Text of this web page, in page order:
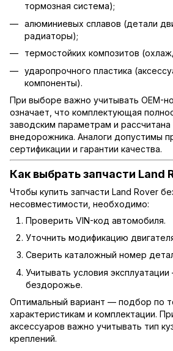
тормозная система);
алюминиевых сплавов (детали
радиаторы);
термостойких композитов
ударопрочного пластика
компоненты).
При выборе важно учитывать OEM-
означает, что комплектующая
заводским параметрам и рассчитана
внедорожника. Аналоги допустимы
сертификации и гарантии качества.
Как выбрать запчасти Land
Чтобы купить запчасти Land Rover
несовместимости, необходимо:
Проверить VIN-код автомобиля.
Уточнить модификацию
Сверить каталожный номер
Учитывать условия
бездорожье.
Оптимальный вариант — подбор по
характеристикам и комплектации.
аксессуаров важно учитывать тип
креплений.